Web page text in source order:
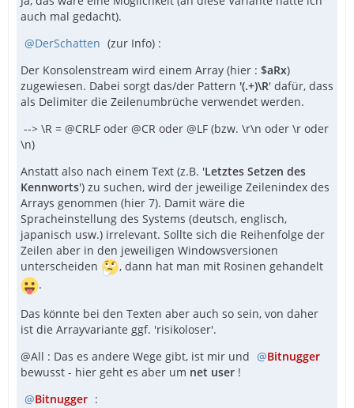
auch mal gedacht).
DerSchatten (zur Info) :
Der Konsolenstream wird einem Array (hier : $aRx)
zugewiesen. Dabei sorgt das/der Pattern '(.+)\R' dafür, dass
als Delimiter die Zeilenumbrüche verwendet werden.
--> \R = @CRLF oder @CR oder @LF (bzw. \r\n oder \r oder
\n)
Anstatt also nach einem Text (z.B. 'Letztes Setzen des
Kennworts') zu suchen, wird der jeweilige Zeilenindex des
Arrays genommen (hier 7). Damit wäre die
Spracheinstellung des Systems (deutsch, englisch,
japanisch usw.) irrelevant. Sollte sich die Reihenfolge der
Zeilen aber in den jeweiligen Windowsversionen
unterscheiden
, dann hat man mit Rosinen gehandelt
.
Das könnte bei den Texten aber auch so sein, von daher
ist die Arrayvariante ggf. 'risikoloser'.
@All : Das es andere Wege gibt, ist mir und
Bitnugger
bewusst - hier geht es aber um net user !
Bitnugger :